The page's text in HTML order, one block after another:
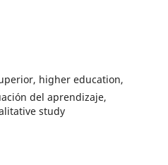
higher education,
del aprendizaje,
study